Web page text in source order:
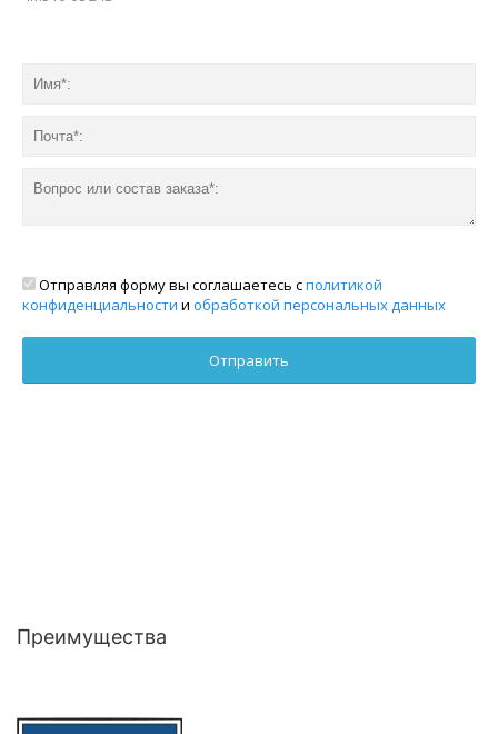
Отправляя форму вы соглашаетесь сполитикой
конфиденциальности и обработкой персональных данных
Преимущества